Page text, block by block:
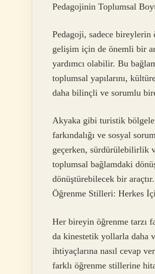
Pedagojinin Toplumsal
Pedagoji, sadece bireylerin
gelişim için de önemli bir
yardımcı olabilir. Bu
toplumsal yapılarını,
daha bilinçli ve sorumlu
Akyaka gibi turistik
farkındalığı ve sosyal
geçerken, sürdürülebilirlik
toplumsal bağlamdaki
dönüştürebilecek bir araçtır.
Öğrenme Stilleri: Herkes
Her bireyin öğrenme tarzı
da kinestetik yollarla daha
ihtiyaçlarına nasıl cevap
farklı öğrenme stillerine